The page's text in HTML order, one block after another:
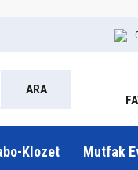
ARA
Klozet Mutfak